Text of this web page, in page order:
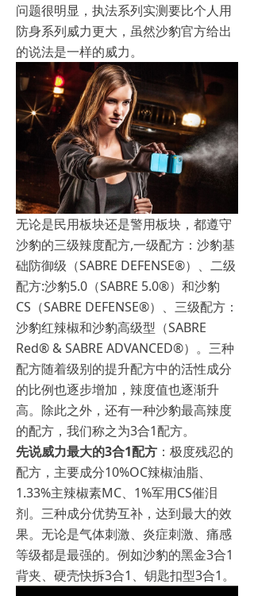
问题很明显，执法系列实测要比个人用
防身系列威力更大，虽然沙豹官方给出
的说法是一样的威力。
无论是民用板块还是警用板块，都遵守
沙豹的三级辣度配方,一级配方：沙豹基
础防御级（SABRE DEFENSE®）、二级
配方:沙豹5.0（SABRE 5.0®）和沙豹
CS（SABRE DEFENSE®）、三级配方：
沙豹红辣椒和沙豹高级型（SABRE
Red® & SABRE ADVANCED®）。三种
配方随着级别的提升配方中的活性成分
的比例也逐步增加，辣度值也逐渐升
高。除此之外，还有一种沙豹最高辣度
的配方，我们称之为3合1配方。
先说威力最大的3合1配方 ：极度残忍的
配方，主要成分10%OC辣椒油脂、
1.33%主辣椒素MC、1%军用CS催泪
剂。三种成分优势互补，达到最大的效
果。无论是气体刺激、炎症刺激、痛感
等级都是最强的。例如沙豹的黑金3合1
背夹、硬壳快拆3合1、钥匙扣型3合1。